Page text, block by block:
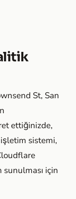
St, San
ettiğinizde,
sistemi,
için